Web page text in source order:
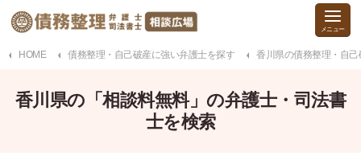
HOME 債務整理・自己破産に強い弁護士を探す 香川県の債務整理・自
香川県の「相談料無料」の弁護士・司法書
士を検索